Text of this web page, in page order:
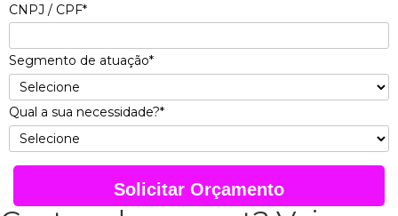
CNPJ / CPF*
Segmento de atuação*
Qual a sua necessidade?*
Solicitar Orçamento